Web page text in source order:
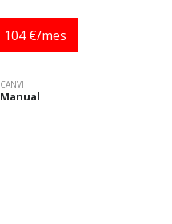
104 €/mes
CANVI
Manual